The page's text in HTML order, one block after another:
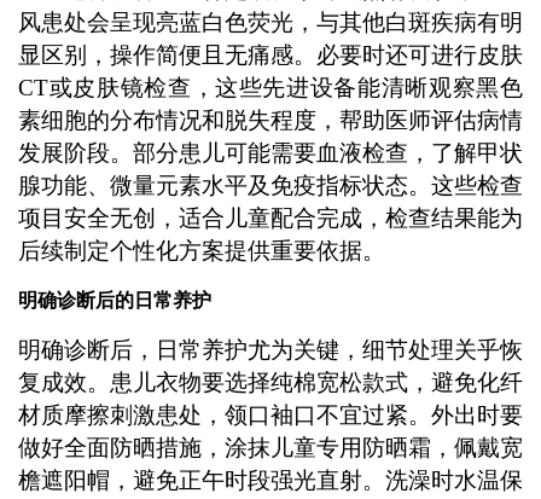
风患处会呈现亮蓝白色荧光，与其他白斑疾病有明
显区别，操作简便且无痛感。必要时还可进行皮肤
CT或皮肤镜检查，这些先进设备能清晰观察黑色
素细胞的分布情况和脱失程度，帮助医师评估病情
发展阶段。部分患儿可能需要血液检查，了解甲状
腺功能、微量元素水平及免疫指标状态。这些检查
项目安全无创，适合儿童配合完成，检查结果能为
后续制定个性化方案提供重要依据。
明确诊断后的日常养护
明确诊断后，日常养护尤为关键，细节处理关乎恢
复成效。患儿衣物要选择纯棉宽松款式，避免化纤
材质摩擦刺激患处，领口袖口不宜过紧。外出时要
做好全面防晒措施，涂抹儿童专用防晒霜，佩戴宽
檐遮阳帽，避免正午时段强光直射。洗澡时水温保